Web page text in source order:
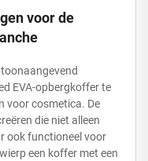
voor de
EVA-opbergkoffer te
voor cosmetica. De
die niet alleen
ook functioneel voor
een koffer met een